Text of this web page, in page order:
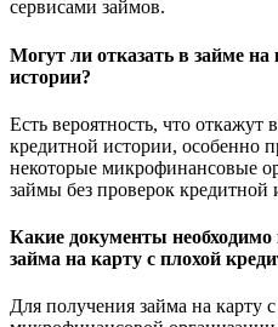
сервисами займов.
Могут ли отказать в займе на
истории?
Есть вероятность, что откажут
кредитной истории, особенно
некоторые микрофинансовые
займы без проверок кредитной
Какие документы необходимо
займа на карту с плохой
Для получения займа на карту